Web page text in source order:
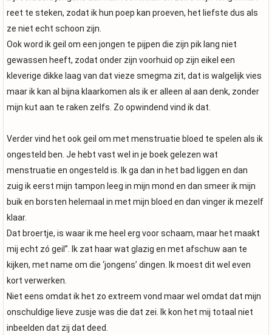
reet te steken, zodat ik hun poep kan proeven, het liefste dus als
ze niet echt schoon zijn.
Ook word ik geil om een jongen te pijpen die zijn pik lang niet
gewassen heeft, zodat onder zijn voorhuid op zijn eikel een
kleverige dikke laag van dat vieze smegma zit, dat is walgelijk vies
maar ik kan al bijna klaarkomen als ik er alleen al aan denk, zonder
mijn kut aan te raken zelfs. Zo opwindend vind ik dat.
Verder vind het ook geil om met menstruatie bloed te spelen als ik
ongesteld ben. Je hebt vast wel in je boek gelezen wat
menstruatie en ongesteld is. Ik ga dan in het bad liggen en dan
zuig ik eerst mijn tampon leeg in mijn mond en dan smeer ik mijn
buik en borsten helemaal in met mijn bloed en dan vinger ik mezelf
klaar.
Dat broertje, is waar ik me heel erg voor schaam, maar het maakt
mij echt zó geil”. Ik zat haar wat glazig en met afschuw aan te
kijken, met name om die ‘jongens’ dingen. Ik moest dit wel even
kort verwerken.
Niet eens omdat ik het zo extreem vond maar wel omdat dat mijn
onschuldige lieve zusje was die dat zei. Ik kon het mij totaal niet
inbeelden dat zij dat deed.